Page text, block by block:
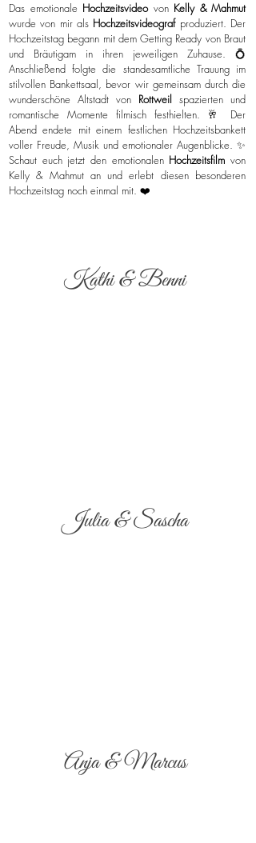
Das emotionale Hochzeitsvideovon Kelly & Mahmut
wurde von mir als Hochzeitsvideograf produziert. Der
Hochzeitstag begann mit dem Getting Ready von Braut
und Bräutigam in ihren jeweiligen Zuhause. 💍
Anschließend folgte die standesamtliche Trauung im
stilvollen Bankettsaal, bevor wir gemeinsam durch die
wunderschöne Altstadt von Rottweil spazierten und
romantische Momente filmisch festhielten. 🥂 Der
Abend endete mit einem festlichen Hochzeitsbankett
voller Freude, Musik und emotionaler Augenblicke. ✨
Schaut euch jetzt den emotionalen Hochzeitsfilmvon
Kelly & Mahmut an und erlebt diesen besonderen
Hochzeitstag noch einmal mit. ❤️
Kathi & Benni
Julia & Sascha
Anja & Marcus